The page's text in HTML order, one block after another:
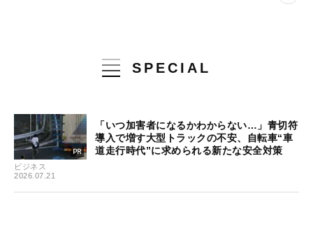
SPECIAL
ビジネス
2026.07.21
「いつ加害者になるかわからない…」青切符
導入で増す大型トラックの不安、自転車“車
道走行時代”に求められる新たな安全対策